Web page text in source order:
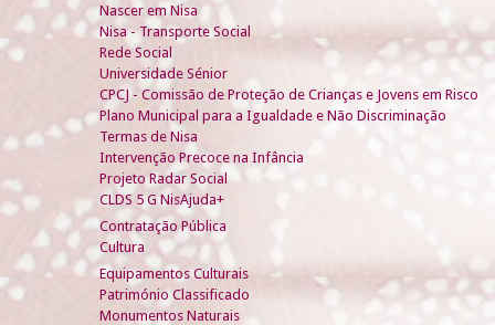
Nascer em Nisa
Nisa - Transporte Social
Rede Social
Universidade Sénior
CPCJ - Comissão de Proteção de Crianças e Jovens em Risco
Plano Municipal para a Igualdade e Não Discriminação
Termas de Nisa
Intervenção Precoce na Infância
Projeto Radar Social
CLDS 5 G NisAjuda+
Contratação Pública
Cultura
Equipamentos Culturais
Património Classificado
Monumentos Naturais